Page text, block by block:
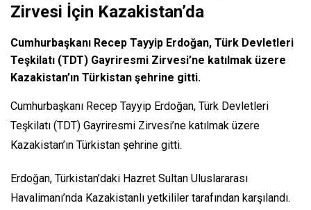
Zirvesi İçin Kazakistan’da
Cumhurbaşkanı Recep Tayyip Erdoğan, Türk Devletleri
Teşkilatı (TDT) Gayriresmi Zirvesi’ne katılmak üzere
Kazakistan’ın Türkistan şehrine gitti.
Cumhurbaşkanı Recep Tayyip Erdoğan, Türk Devletleri
Teşkilatı (TDT) Gayriresmi Zirvesi’ne katılmak üzere
Kazakistan’ın Türkistan şehrine gitti.
Erdoğan, Türkistan’daki Hazret Sultan Uluslararası
Havalimanı’nda Kazakistanlı yetkililer tarafından karşılandı.